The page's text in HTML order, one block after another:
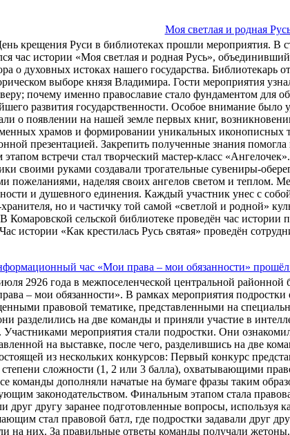
Моя светлая и родная
крещения Руси в библиотеках прошли мероприятия. В
час истории «Моя светлая и родная Русь»,
о духовных истоках нашего государства. Библиотекарь
выборе князя Владимира. Гости мероприятия
почему именно православие стало фундаментом для
развития государственности. Особое внимание было
о появлении на нашей земле первых книг,
храмов и формировании уникальных иконописных
презентацией. Закрепить полученные знания
встречи стал творческий мастер-класс
своими руками создавали трогательные сувениры-
пожеланиями, наделяя своих ангелов светом и теплом.
и душевного единения. Каждый участник унес с
хранителя, но и частичку той самой «светлой и родной»
Комаровской сельской библиотеке проведён час истории
истории «Как крестилась Русь святая» проведён
час «Мои права – мои обязанности»
2926 года в межпоселенческой центральной
– мои обязанности». В рамках мероприятия подростки
правовой тематике, представленными на
разделились на две команды и приняли участие в
Участниками мероприятия стали подростки. Они
на выставке, после чего, разделившись на две
из нескольких конкурсов: Первый конкурс
степени сложности (1, 2 или 3 балла), охватывающими
команды дополняли начатые на бумаге фразы таким
законодательством. Финальным этапом стала
друг другу заранее подготовленные вопросы, используя
стал правовой батл, где подростки задавали друг
на них. За правильные ответы команды получали